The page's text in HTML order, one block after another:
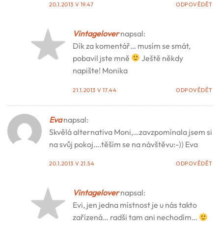
20.1.2013 V 19.47 ODPOVĚDĚT
Vintagelover napsal:
Dík za komentář… musím se smát,
pobavil jste mně
Ještě někdy
napište! Monika
21.1.2013 V 17.44 ODPOVĚDĚT
Eva napsal:
Skvělá alternativa Moni,…zavzpomínala jsem si
na svůj pokoj….těším se na návštěvu:-)) Eva
20.1.2013 V 21.54 ODPOVĚDĚT
Vintagelover napsal:
Evi, jen jedna místnost je u nás takto
zařízená… radši tam ani nechodím…